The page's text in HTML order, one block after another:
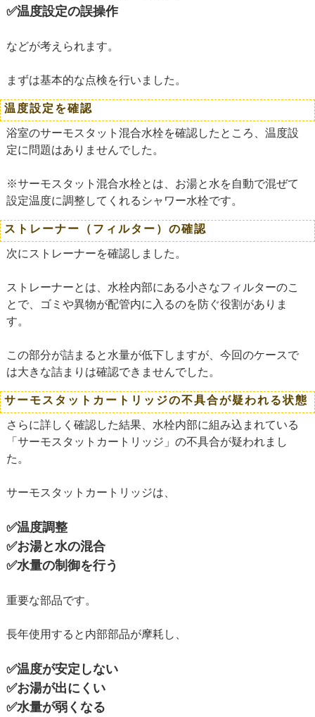
✅温度設定の誤操作
などが考えられます。
まずは基本的な点検を行いました。
温度設定を確認
浴室のサーモスタット混合水栓を確認したところ、温度設
定に問題はありませんでした。
※サーモスタット混合水栓とは、お湯と水を自動で混ぜて
設定温度に調整してくれるシャワー水栓です。
ストレーナー（フィルター）の確認
次にストレーナーを確認しました。
ストレーナーとは、水栓内部にある小さなフィルターのこ
とで、ゴミや異物が配管内に入るのを防ぐ役割がありま
す。
この部分が詰まると水量が低下しますが、今回のケースで
は大きな詰まりは確認できませんでした。
サーモスタットカートリッジの不具合が疑われる状態
さらに詳しく確認した結果、水栓内部に組み込まれている
「サーモスタットカートリッジ」の不具合が疑われまし
た。
サーモスタットカートリッジは、
✅温度調整
✅お湯と水の混合
✅水量の制御を行う
重要な部品です。
長年使用すると内部部品が摩耗し、
✅温度が安定しない
✅お湯が出にくい
✅水量が弱くなる